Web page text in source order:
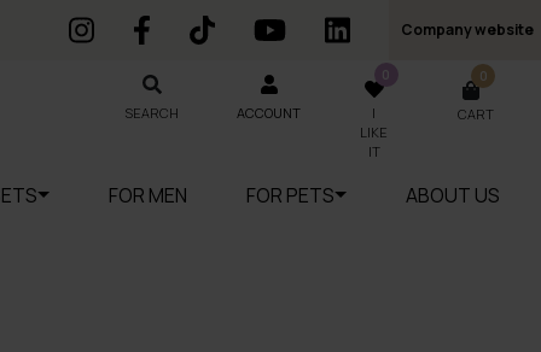
Company website
SEARCH ACCOUNT
0
I
LIKE
IT
0
CART
FOR MEN FOR PETS ABOUT US
SEARCH